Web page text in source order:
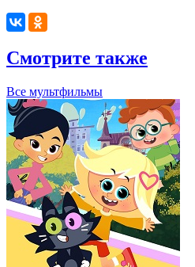
Смотрите также
Все мультфильмы